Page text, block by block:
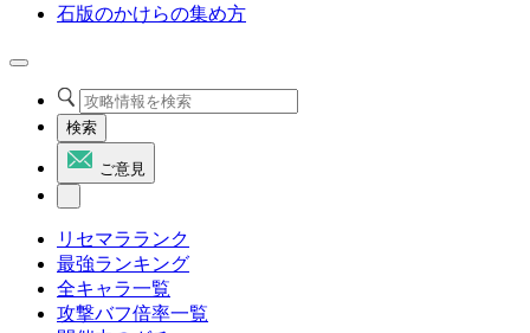
石版のかけらの集め方
検索
ご意見
リセマラランク
最強ランキング
全キャラ一覧
攻撃バフ倍率一覧